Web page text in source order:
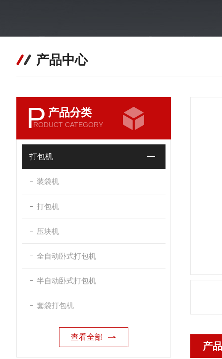
产品中心
P 产品分类
RODUCT CATEGORY
打包机
装袋机
打包机
压块机
全自动卧式打包机
半自动卧式打包机
套袋打包机
查看全部
产